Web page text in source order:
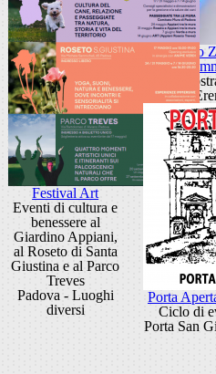
Giancarlo
luce fa
Museo
Festival Art
Eventi di cultura e
benessere al
Giardino Appiani,
al Roseto di Santa
Giustina e al Parco
Treves
Padova - Luoghi
diversi
Porta
Ciclo di
Porta San